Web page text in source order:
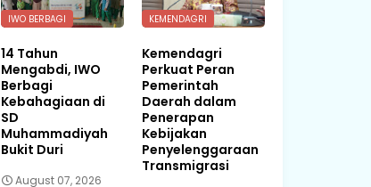
IWO BERBAGI
14 Tahun
Mengabdi, IWO
Berbagi
Kebahagiaan di
SD
Muhammadiyah
Bukit Duri
August 07, 2026
KEMENDAGRI
Kemendagri
Perkuat Peran
Pemerintah
Daerah dalam
Penerapan
Kebijakan
Penyelenggaraan
Transmigrasi